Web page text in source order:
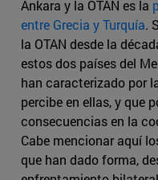
Ankara y la OTAN es la
entre Grecia y Turquía.
la OTAN desde la
estos dos países del
han caracterizado por
percibe en ellas, y que
consecuencias en la
Cabe mencionar aquí
que han dado forma,